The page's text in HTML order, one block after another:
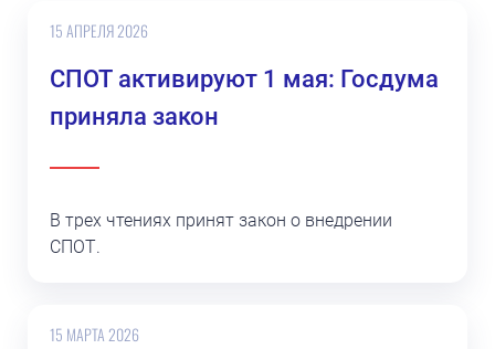
15 АПРЕЛЯ 2026
СПОТ активируют 1 мая: Госдума
приняла закон
В трех чтениях принят закон о внедрении
СПОТ.
15 МАРТА 2026